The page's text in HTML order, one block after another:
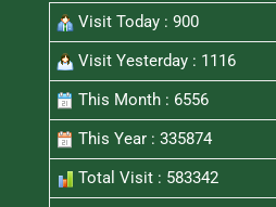
Visit Today : 900
Visit Yesterday : 1116
This Month : 6556
This Year : 335874
Total Visit : 583342